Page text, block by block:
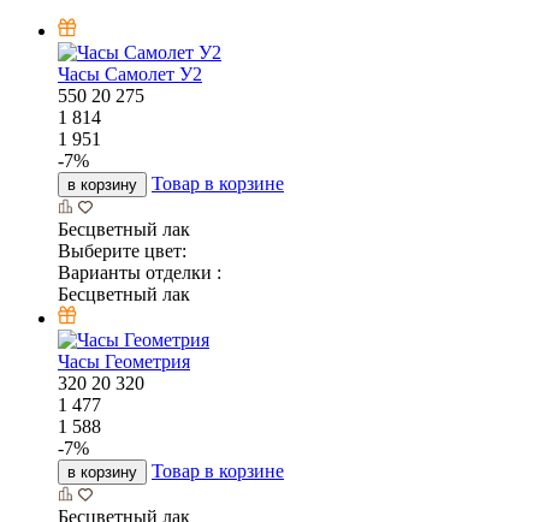
Часы Самолет У2
550 20 275
1 814
1 951
-7%
в корзину Товар в корзине
Бесцветный лак
Выберите цвет:
Варианты отделки :
Бесцветный лак
Часы Геометрия
320 20 320
1 477
1 588
-7%
в корзину Товар в корзине
Бесцветный лак